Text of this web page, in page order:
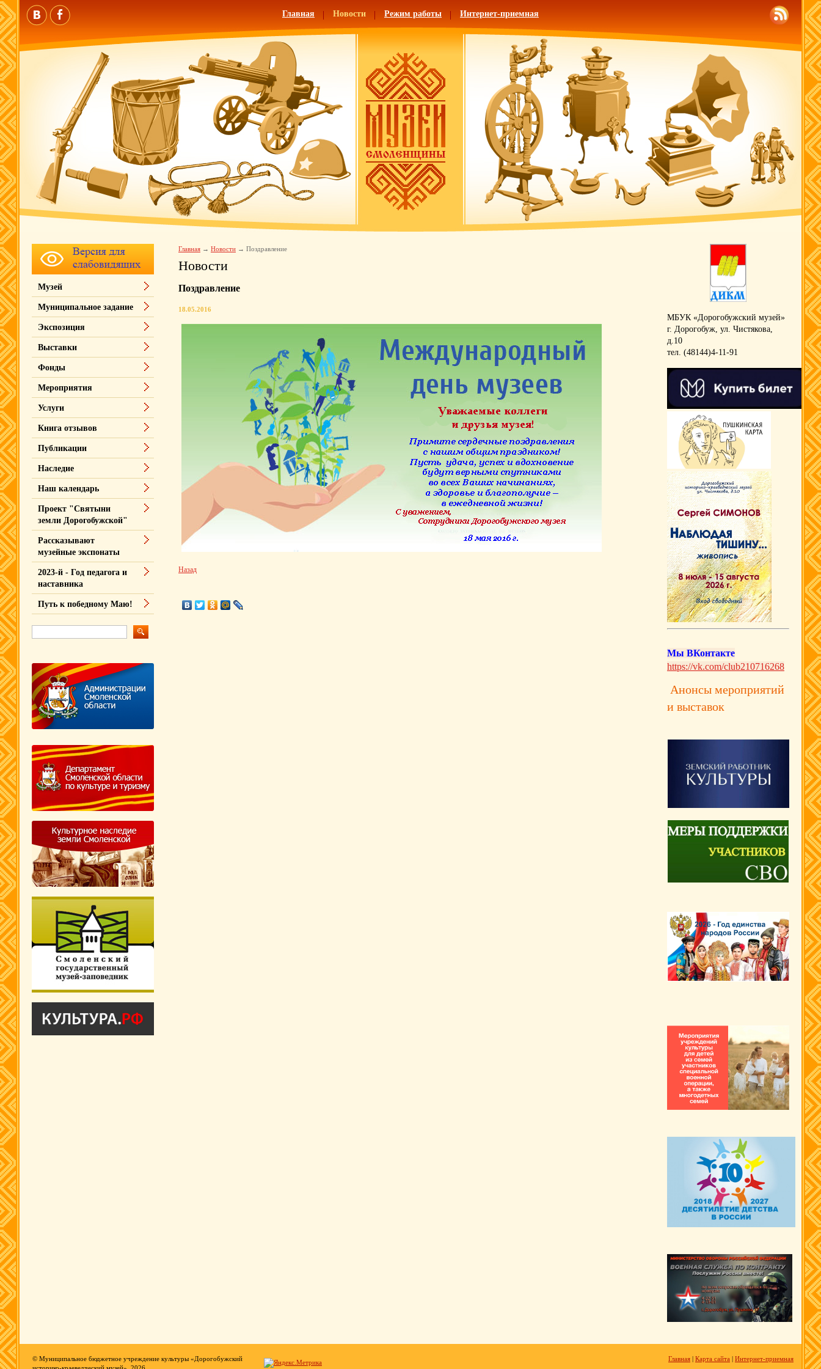
Главная Новости Режим работы Интернет-приемная
Главная Новости Поздравление
Новости
Поздравление
18.05.2016
Назад
Музей
Муниципальное задание
Экспозиция
Выставки
Фонды
Мероприятия
Услуги
Книга отзывов
Публикации
Наследие
Наш календарь
Проект "Святыни
земли Дорогобужской"
Рассказывают
музейные экспонаты
2023-й - Год педагога и
наставника
Путь к победному Маю!
МБУК «Дорогобужский музей»
г. Дорогобуж, ул. Чистякова,
д.10
тел. (48144)4-11-91
Мы ВКонтакте
https://vk.com/club210716268
Анонсы мероприятий
и выставок
© Муниципальное бюджетное учреждение культуры «Дорогобужский
Главная | Карта сайта | Интернет-приемная